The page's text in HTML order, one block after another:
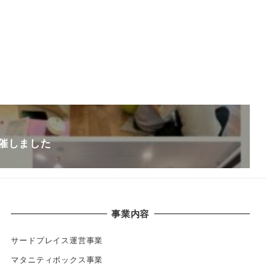
しました
事業内容
サードプレイス運営事業
マタニティボックス事業